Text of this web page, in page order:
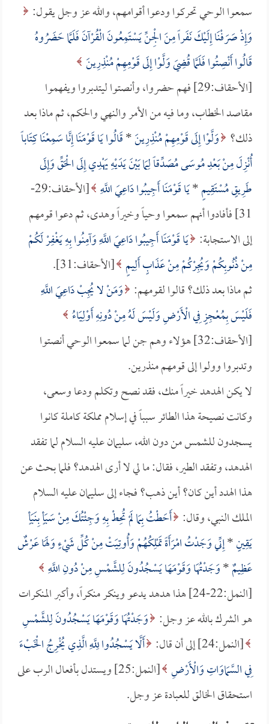
سمعوا الوحي تحركوا ودعوا أقوامهم، والله عز وجل يقول:
وَإِذْ صَرَفْنَا إِلَيْكَ نَفَراً مِنَ الْجِنِّ يَسْتَمِعُونَ الْقُرْآنَ فَلَمَّا حَضَرُوهُ
قَالُوا أَنْصِتُوا فَلَمَّا قُضِيَ وَلَّوْا إِلَى قَوْمِهِمْ مُنْذِرِينَ
[الأحقاف:29] فهم حضروا، وأنصتوا ليتدبروا ويفهموا
مقاصد الخطاب، وما فيه من الأمر والنهي والحكم، ثم ماذا بعد
ذلك؟ وَلَّوْا إِلَى قَوْمِهِمْ مُنْذِرِينَ*قَالُوا يَا قَوْمَنَا إِنَّا سَمِعْنَا كِتَاباً
أُنْزِلَ مِنْ بَعْدِ مُوسَى مُصَدِّقاً لِمَا بَيْنَ يَدَيْهِ يَهْدِي إِلَى الْحَقِّ وَإِلَى
طَرِيقٍ مُسْتَقِيمٍ*يَا قَوْمَنَا أَجِيبُوا دَاعِيَ اللَّهِ
[الأحقاف:29-
31] فأفادوا أنهم سمعوا وحياً وخيراً وهدى، ثم دعوا قومهم
إلى الاستجابة: يَا قَوْمَنَا أَجِيبُوا دَاعِيَ اللَّهِ وَآمِنُوا بِهِ يَغْفِرْ لَكُمْ
مِنْ ذُنُوبِكُمْ وَيُجِرْكُمْ مِنْ عَذَابٍ أَلِيمٍ [الأحقاف:31].
ثم ماذا بعد ذلك؟ قالوا لقومهم: وَمَنْ لا يُجِبْ دَاعِيَ اللَّهِ
فَلَيْسَ بِمُعْجِزٍ فِي الْأَرْضِ وَلَيْسَ لَهُ مِنْ دُونِهِ أَوْلِيَاءُ
[الأحقاف:32] هؤلاء وهم جن لما سمعوا الوحي أنصتوا
وتدبروا وولوا إلى قومهم منذرين.
لا يكن الهدهد خيراً منك، فقد نصح وتكلم ودعا وسعى،
وكانت نصيحة هذا الطائر سبباً في إسلام مملكة كاملة كانوا
يسجدون للشمس من دون الله، سليمان عليه السلام لما تفقد
الهدهد، وتفقد الطير، فقال: ما لي لا أرى الهدهد؟ فلما بحث عن
هذا الهدد أين كان؟ أين ذهب؟ فجاء إلى سليمان عليه السلام
الملك النبي، وقال: أَحَطْتُ بِمَا لَمْ تُحِطْ بِهِ وَجِئْتُكَ مِنْ سَبَأٍ بِنَبَأٍ
يَقِينٍ*إِنِّي وَجَدْتُ امْرَأَةً تَمْلِكُهُمْ وَأُوتِيَتْ مِنْ كُلِّ شَيْءٍ وَلَهَا عَرْشٌ
عَظِيمٌ*وَجَدْتُهَا وَقَوْمَهَا يَسْجُدُونَ لِلشَّمْسِ مِنْ دُونِ اللَّهِ
[النمل:22-24] هذا هدهد يدعو وينكر منكراً، وأكبر المنكرات
هو الشرك بالله عز وجل: وَجَدْتُهَا وَقَوْمَهَا يَسْجُدُونَ لِلشَّمْسِ
[النمل:24] إلى أن قال:
أَلَّا يَسْجُدُوا لِلَّهِ الَّذِي يُخْرِجُ الْخَبْءَ
فِي السَّمَاوَاتِ وَالْأَرْضِ
[النمل:25] ويستدل بأفعال الرب على
استحقاق الخالق للعبادة عز وجل.